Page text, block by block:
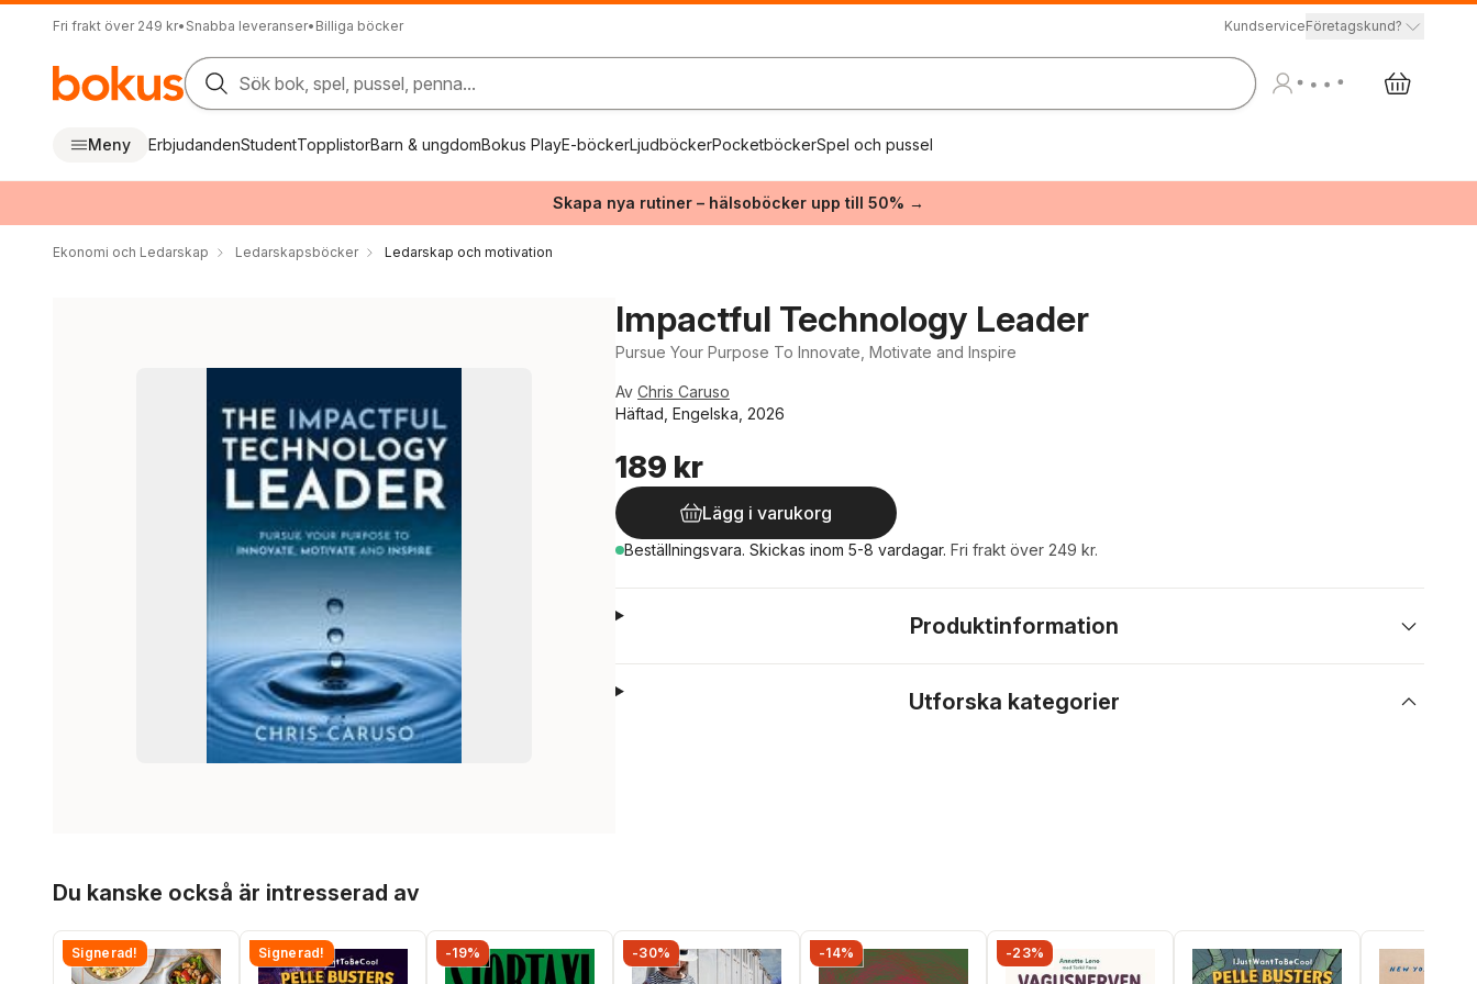
Fri frakt över 249 kr• Snabba leveranser• Billiga böcker KundserviceFöretagskund?
Sök bok, spel, pussel, penna...
Meny ErbjudandenStudentTopplistorBarn & ungdomBokus PlayE-böckerLjudböckerPocketböckerSpel och pussel
Skapa nya rutiner – hälsoböcker upp till 50% →
Ekonomi och Ledarskap Ledarskapsböcker Ledarskap och motivation
Impactful Technology Leader
Pursue Your Purpose To Innovate, Motivate and Inspire
Av Chris Caruso
Häftad, Engelska, 2026
189 kr
Lägg i varukorg
Beställningsvara. Skickas inom 5-8 vardagar. Fri frakt över 249 kr.
Produktinformation
Utforska kategorier
Du kanske också är intresserad av
Signerad! Signerad! -19% -30% -14% -23%